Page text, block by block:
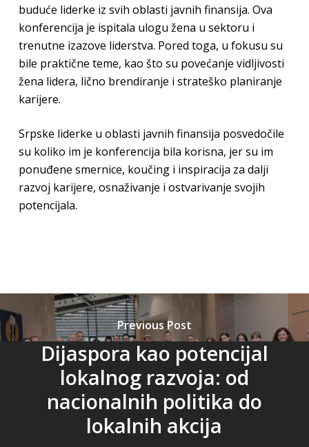
buduće liderke iz svih oblasti javnih finansija. Ova
konferencija je ispitala ulogu žena u sektoru i
trenutne izazove liderstva. Pored toga, u fokusu su
bile praktične teme, kao što su povećanje vidljivosti
žena lidera, lično brendiranje i strateško planiranje
karijere.
Srpske liderke u oblasti javnih finansija posvedočile
su koliko im je konferencija bila korisna, jer su im
ponuđene smernice, koučing i inspiracija za dalji
razvoj karijere, osnaživanje i ostvarivanje svojih
potencijala.
Previous Post
Dijaspora kao potencijal
lokalnog razvoja: od
nacionalnih politika do
lokalnih akcija